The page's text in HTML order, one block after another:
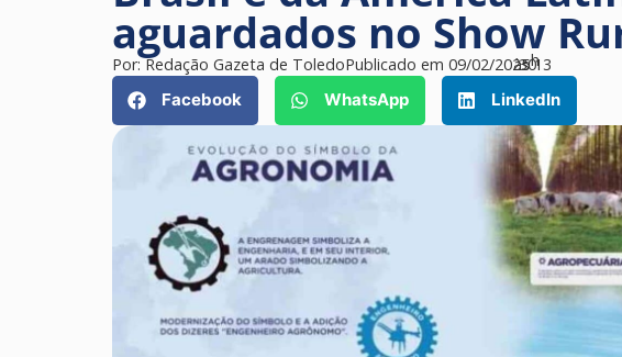
aguardados no Show
Por:Redação Gazeta de ToledoPublicado em 09/02/2025
às13
h
30
Facebook
WhatsApp LinkedIn